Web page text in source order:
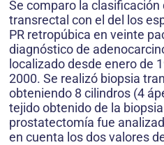
Se comparo la clasificación
transrectal con el del los
PR retropúbica en veinte
diagnóstico de
localizado desde enero de
2000. Se realizó biopsia
obteniendo 8 cilindros (4
tejido obtenido de la
prostatectomía fue
en cuenta los dos valores